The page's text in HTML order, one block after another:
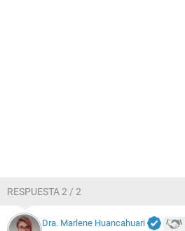
RESPUESTA 2 / 2
Dra. Marlene Huancahuari